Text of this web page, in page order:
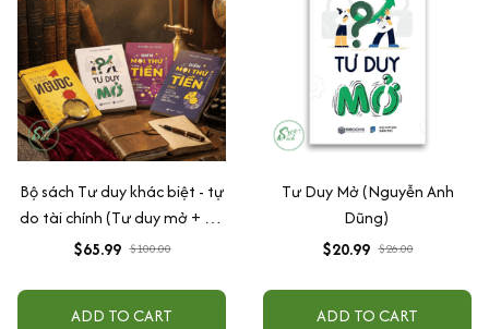
Bộ sách Tư duy khác biệt - tự
do tài chính (Tư duy mở + Tư
duy ngược + Biến mọi thứ
$65.99 $100.00
ADD TO CART
Tư Duy Mở (Nguyễn Anh
Dũng)
$20.99 $26.00
ADD TO CART